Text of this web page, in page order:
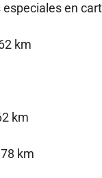
en
km
km
km